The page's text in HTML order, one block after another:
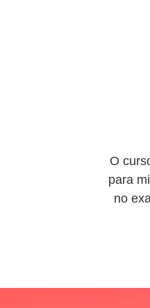
O
para
no